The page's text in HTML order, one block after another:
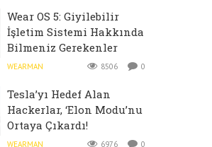
Wear OS 5: Giyilebilir
İşletim Sistemi Hakkında
Bilmeniz Gerekenler
WEARMAN 8506 0
Tesla’yı Hedef Alan
Hackerlar, ‘Elon Modu’nu
Ortaya Çıkardı!
WEARMAN 6976 0